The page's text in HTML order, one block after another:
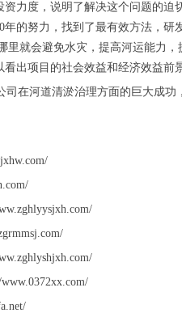
力度，说明了解决这个问题的
的努力，找到了最有效方法，
里就会避免水灾，提高河运能力
出项目的社会效益和经济效益前
在河道清淤治理方面的巨大成功